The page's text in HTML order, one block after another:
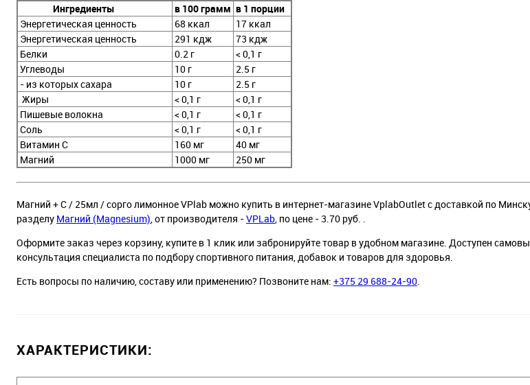
Ингредиенты
в 100 грамм в 1 порции
Энергетическая ценность
68 ккал
17 ккал
Энергетическая ценность
291 кдж
73 кдж
Белки
0.2 г
< 0,1 г
Углеводы
10 г
2.5 г
- из которых сахара
10 г
2.5 г
Жиры
< 0,1 г
< 0,1 г
Пишевые волокна
< 0,1 г
< 0,1 г
Соль
< 0,1 г
< 0,1 г
Витамин C
160 мг
40 мг
Магний
1000 мг 250 мг
Магний + C / 25мл / сорго лимонное VPlab можно купить в интернет-магазине VplabOutlet с доставкой по
разделу Магний (Magnesium), от производителя -VPLab, по цене - 3.70 руб. .
Оформите заказ через корзину, купите в 1 клик или забронируйте товар в удобном магазине. Доступен
консультация специалиста по подбору спортивного питания, добавок и товаров для здоровья.
Есть вопросы по наличию, составу или применению? Позвоните нам: +375 29 688-24-90.
ХАРАКТЕРИСТИКИ: